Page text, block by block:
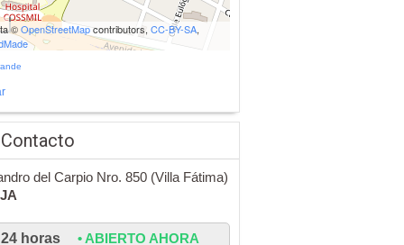
©OpenStreetMapcontributors, CC-BY-SA,
del Carpio Nro. 850 (Villa Fátima)
24 horas • ABIERTO AHORA